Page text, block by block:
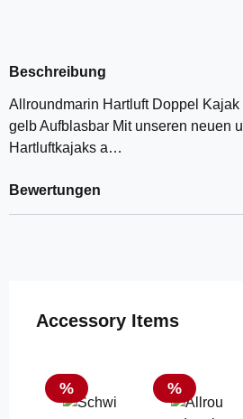
Beschreibung
Allroundmarin Hartluft Doppel Kajak
gelb Aufblasbar Mit unseren neuen
Hartluftkajaks a…
Bewertungen
Produktgalerie überspringen
Accessory Items
Rabatt
% Rabatt
%